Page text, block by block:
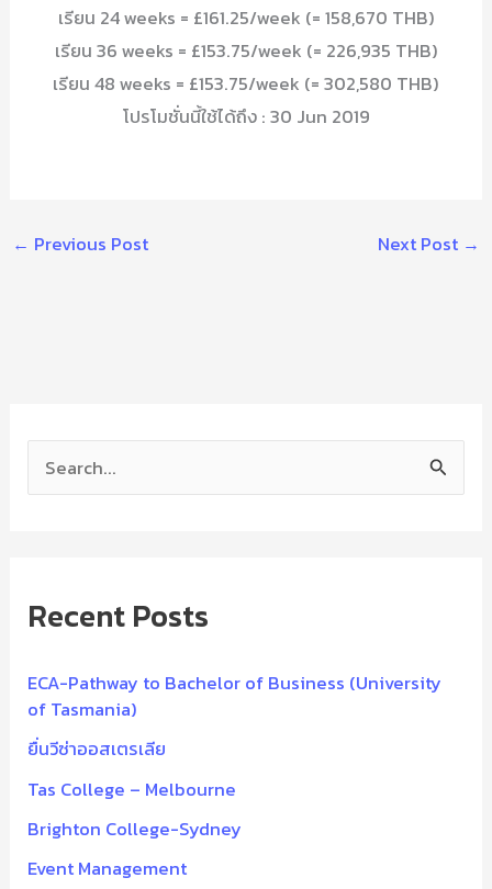
เรียน 24 weeks = £161.25/week (= 158,670 THB)
เรียน 36 weeks = £153.75/week (= 226,935 THB)
เรียน 48 weeks = £153.75/week (= 302,580 THB)
โปรโมชั่นนี้ใช้ได้ถึง : 30 Jun 2019
← Previous Post Next Post →
c
f
o
r
:
Recent Posts
ECA-Pathway to Bachelor of Business (University
of Tasmania)
ยื่นวีซ่าออสเตรเลีย
Tas College – Melbourne
Brighton College-Sydney
Event Management